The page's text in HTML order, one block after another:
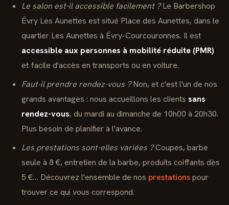
Le salon est-il accessible facilement ?Le Barbershop
Évry Les Aunettes est situé Place des Aunettes, dans le
quartier Les Aunettes à Évry-Courcouronnes. Il est
accessible aux personnes à mobilité réduite (PMR)
et facile d'accès en transports ou en voiture.
Faut-il prendre rendez-vous ?Non, et c'est l'un de nos
grands avantages : nous accueillons les clients sans
rendez-vous, du mardi au dimanche de 10h00 à 20h30.
Plus besoin de planifier à l'avance.
Les prestations sont-elles variées ?Coupes, barbe
seule à 8 €, entretien de la barbe, produits coiffants dès
5 €… Découvrez l'ensemble de nos prestationspour
trouver ce qui vous correspond.